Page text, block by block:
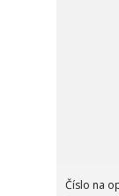
Číslo na